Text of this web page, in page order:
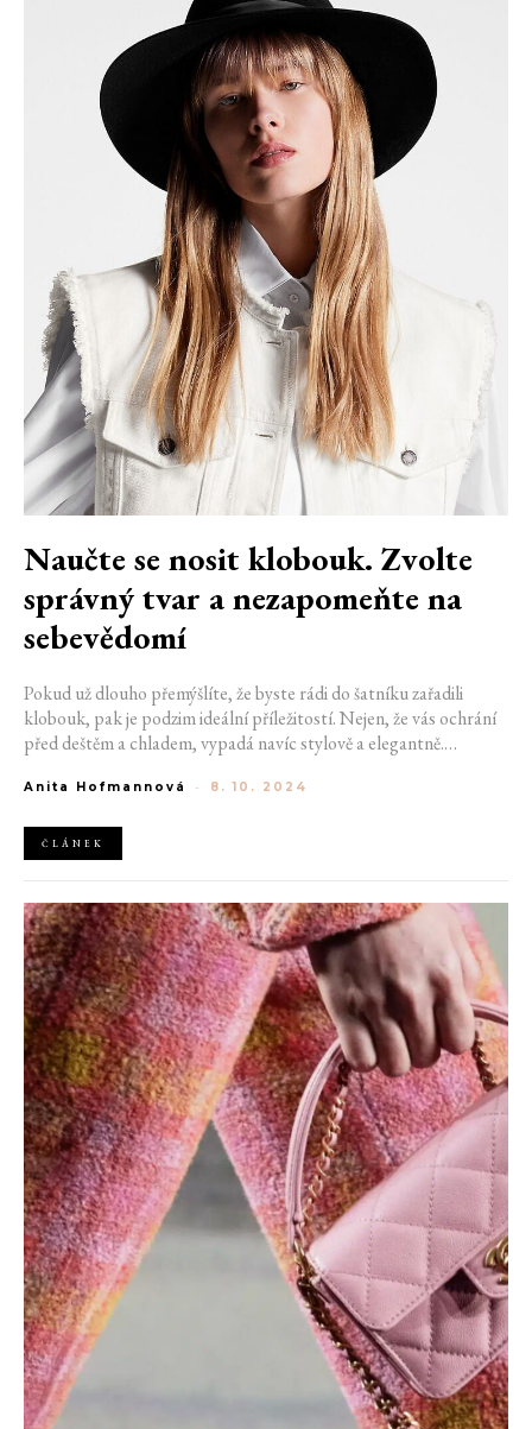
Naučte se nosit klobouk. Zvolte
správný tvar a nezapomeňte na
sebevědomí
Pokud už dlouho přemýšlíte, že byste rádi do šatníku zařadili
klobouk, pak je podzim ideální příležitostí. Nejen, že vás ochrání
před deštěm a chladem, vypadá navíc stylově a elegantně.
vnímat jako perfektní doplněk.
Anita Hofmannová - 8. 10. 2024
ČLÁNEK